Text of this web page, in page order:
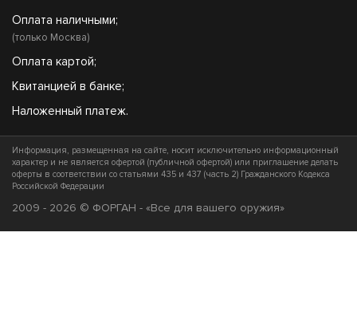
Оплата наличными;
(только Москва)
Оплата картой;
Квитанцией в банке;
Наложенный платеж.
Информация, размещенная на сайте, носит исключительно информационный
характер и не является офертой (публичной офертой) или приглашение делать
оферты в соответствии со статьями 435 и 437 (часть 2) Гражданского Кодекса
Российской Федерации
2009 - 2026 © ФОРГАН - «Все для вашего оружия»